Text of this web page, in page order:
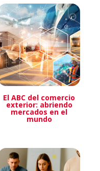
El ABC del comercio
exterior: abriendo
mercados en el
mundo